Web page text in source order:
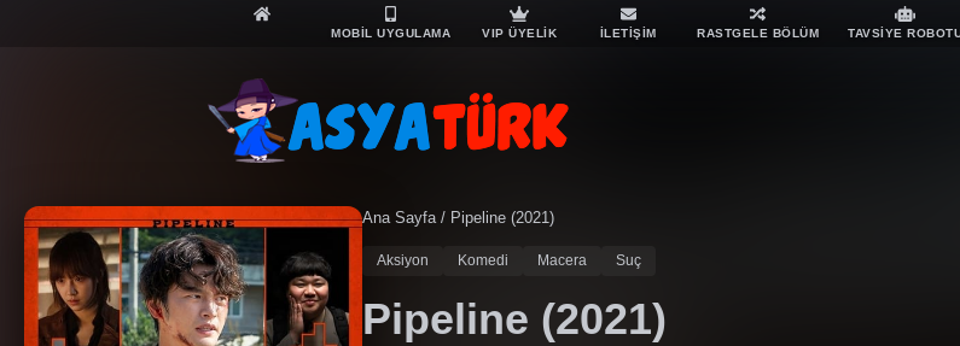
MOBİL UYGULAMA VIP ÜYELİK İLETİŞİM RASTGELE BÖLÜM TAVSİYE
Ana Sayfa/ Pipeline (2021)
Aksiyon Komedi Macera Suç
Pipeline (2021)